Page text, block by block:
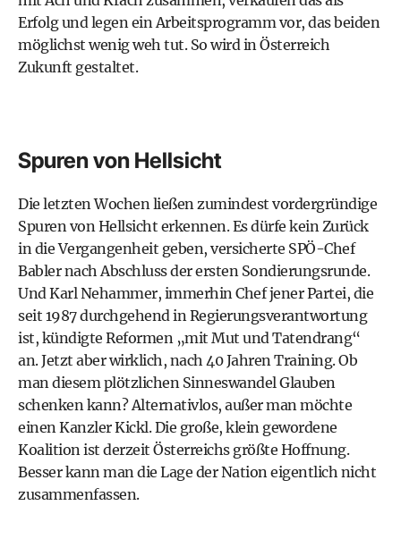
Erfolg und legen ein Arbeitsprogramm vor, das beiden
möglichst wenig weh tut. So wird in ­Österreich
Zukunft gestaltet.
Spuren von Hellsicht
Die letzten Wochen ließen zumindest vordergründige
Spuren von Hellsicht erkennen. Es dürfe kein Zurück
in die Vergangenheit geben, versicherte SPÖ-Chef
Babler nach Abschluss der ersten Sondierungsrunde.
Und Karl Nehammer, immerhin Chef jener Partei, die
seit 1987 durchgehend in Regierungsverantwortung
ist, kündigte Reformen „mit Mut und Tatendrang“
an. Jetzt aber wirklich, nach 40 Jahren Training. Ob
man diesem plötzlichen Sinneswandel Glauben
schenken kann? Alternativlos, außer man möchte
einen Kanzler Kickl. Die große, klein gewordene
Koalition ist derzeit Österreichs größte Hoffnung.
Besser kann man die Lage der Nation ­eigentlich nicht
zusammenfassen.